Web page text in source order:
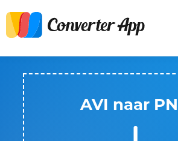
AVI naar